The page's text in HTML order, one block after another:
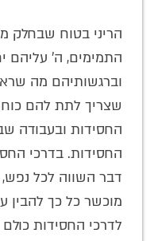
הריני בטוח שבחלק
התמימים, ה' עליהם
וברגשותיהם מה
שצריך לתת להם כוח
החסידות ובעבודה
החסידות. בדרכי
דבר השווה לכל נפש,
מוכשר כל כך להבין
לדרכי החסידות